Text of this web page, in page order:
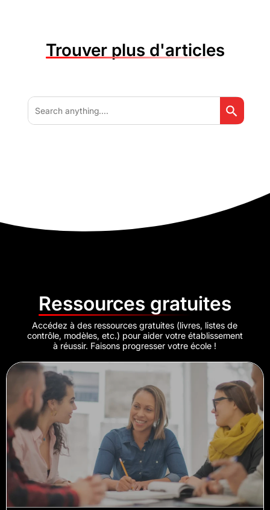
Trouver plus d'articles
Search
for:
Search
Ressources gratuites
Accédez à des ressources gratuites (livres, listes de
contrôle, modèles, etc.) pour aider votre établissement
à réussir. Faisons progresser votre école !